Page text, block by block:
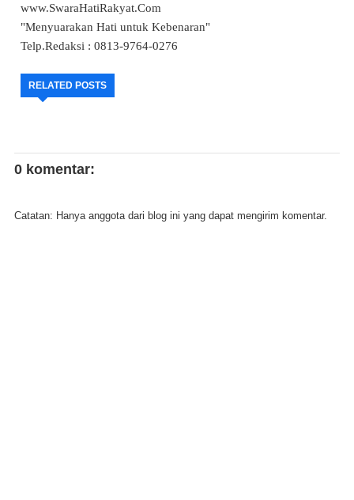
www.SwaraHatiRakyat.Com
"Menyuarakan Hati untuk Kebenaran"
Telp.Redaksi : 0813-9764-0276
RELATED POSTS
0 komentar:
Catatan: Hanya anggota dari blog ini yang dapat mengirim komentar.